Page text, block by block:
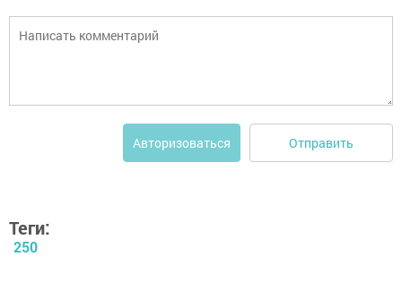
Авторизоваться Отправить
Теги:
250